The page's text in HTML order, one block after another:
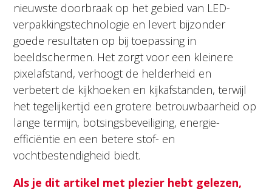
nieuwste doorbraak op het gebied van LED-
verpakkingstechnologie en levert bijzonder
goede resultaten op bij toepassing in
beeldschermen. Het zorgt voor een kleinere
pixelafstand, verhoogt de helderheid en
verbetert de kijkhoeken en kijkafstanden, terwijl
het tegelijkertijd een grotere betrouwbaarheid op
lange termijn, botsingsbeveiliging, energie-
efficiëntie en een betere stof- en
vochtbestendigheid biedt.
Als je dit artikel met plezier hebt gelezen,